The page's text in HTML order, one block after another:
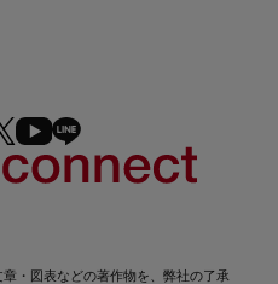
・図表などの著作物を、弊社の了承